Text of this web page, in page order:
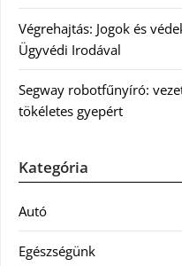
Végrehajtás: Jogok és
Ügyvédi Irodával
Segway robotfűnyíró:
tökéletes gyepért
Kategória
Autó
Egészségünk